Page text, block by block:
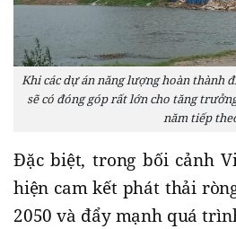
Khi các dự án năng lượng hoàn thành
sẽ có đóng góp rất lớn cho tăng
năm tiếp
Đặc biệt, trong bối cảnh
hiện cam kết phát thải
2050 và đẩy mạnh quá